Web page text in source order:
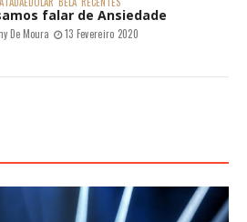
falar de Ansiedade
De Moura 13 Fevereiro 2020